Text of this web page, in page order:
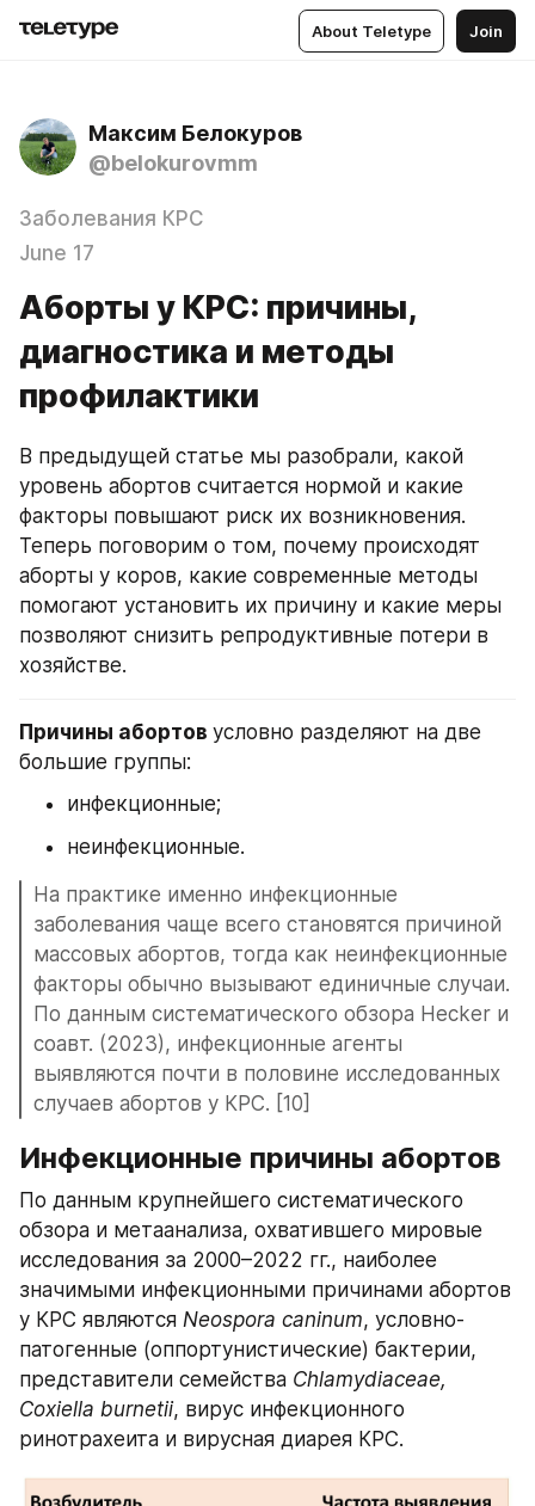
About Teletype Join
Максим Белокуров
@belokurovmm
Заболевания КРС
June 17
Аборты у КРС: причины,
диагностика и методы
профилактики
В предыдущей статье мы разобрали, какой
уровень абортов считается нормой и какие
факторы повышают риск их возникновения.
Теперь поговорим о том, почему происходят
аборты у коров, какие современные методы
помогают установить их причину и какие меры
позволяют снизить репродуктивные потери в
хозяйстве.
Причины абортов условно разделяют на две
большие группы:
инфекционные;
неинфекционные.
На практике именно инфекционные
заболевания чаще всего становятся причиной
массовых абортов, тогда как неинфекционные
факторы обычно вызывают единичные случаи.
По данным систематического обзора Hecker и
соавт. (2023), инфекционные агенты
выявляются почти в половине исследованных
случаев абортов у КРС. [10]
Инфекционные причины абортов
По данным крупнейшего систематического
обзора и метаанализа, охватившего мировые
исследования за 2000–2022 гг., наиболее
значимыми инфекционными причинами абортов
у КРС являются Neospora caninum, условно-
патогенные (оппортунистические) бактерии,
представители семейства Chlamydiaceae,
Coxiella burnetii, вирус инфекционного
ринотрахеита и вирусная диарея КРС.